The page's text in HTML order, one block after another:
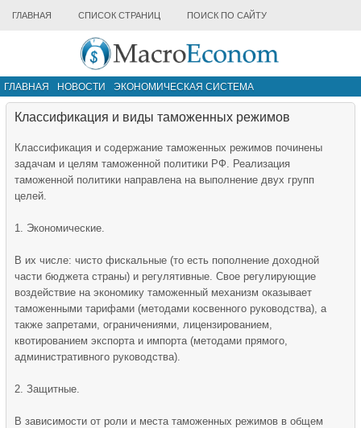
ГЛАВНАЯ СПИСОК СТРАНИЦ ПОИСК ПО САЙТУ
ГЛАВНАЯ НОВОСТИ
ЭКОНОМИЧЕСКАЯ СИСТЕМА
ИНФРАСТРУКТУРА РЫНКА
Классификация и виды таможенных режимов
Классификация и содержание таможенных режимов починены
задачам и целям таможенной политики РФ. Реализация
таможенной политики направлена на выполнение двух групп
целей.
1. Экономические.
В их числе: чисто фискальные (то есть пополнение доходной
части бюджета страны) и регулятивные. Свое регулирующие
воздействие на экономику таможенный механизм оказывает
таможенными тарифами (методами косвенного руководства), а
также запретами, ограничениями, лицензированием,
квотированием экспорта и импорта (методами прямого,
административного руководства).
2. Защитные.
В зависимости от роли и места таможенных режимов в общем